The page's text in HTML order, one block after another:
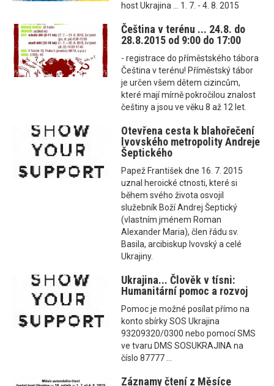
host Ukrajina ... 1. 7. - 4. 8. 2015
Čeština v terénu ... 24.8. do
28.8.2015 od 9:00 do 17:00
- registrace do příměstského tábora
Čeština v terénu! Příměstský tábor
je určen všem dětem cizincům,
které mají mírně pokročilou znalost
češtiny a jsou ve věku 8 až 12 let.
Otevřena cesta k blahořečení
lvovského metropolity Andreje
Šeptického
Papež František dne 16. 7. 2015
uznal heroické ctnosti, které si
během svého života osvojil
služebník Boží Andrej Šeptický
(vlastním jménem Roman
Alexander Maria), člen řádu sv.
Basila, arcibiskup lvovský a celé
Ukrajiny.
Ukrajina... Člověk v tísni:
Humanitární pomoc a rozvoj
Pomoc je možné posílat přímo na
konto sbírky SOS Ukrajina
93209320/0300 nebo pomocí SMS
ve tvaru DMS SOSUKRAJINA na
číslo 87777 ...
Záznamy čtení z Měsíce